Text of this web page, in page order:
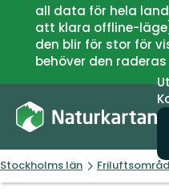
all data för hela
att klara offline-
den blir för stor för
behöver den
Stockholms län